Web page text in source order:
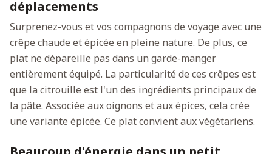
déplacements
Surprenez-vous et vos compagnons de voyage avec une
crêpe chaude et épicée en pleine nature. De plus, ce
plat ne dépareille pas dans un garde-manger
entièrement équipé. La particularité de ces crêpes est
que la citrouille est l'un des ingrédients principaux de
la pâte. Associée aux oignons et aux épices, cela crée
une variante épicée. Ce plat convient aux végétariens.